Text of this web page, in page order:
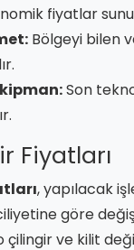
fiyatlar
Bölgeyi bilen
Son
Fiyatları
, yapılacak
göre
çilingir ve kilit